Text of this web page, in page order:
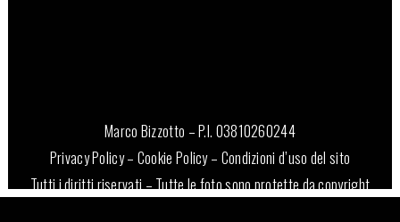
Marco Bizzotto – P.I. 03810260244
Privacy Policy– Cookie Policy– Condizioni d’uso del sito
Tutti i diritti riservati – Tutte le foto sono protette da copyright